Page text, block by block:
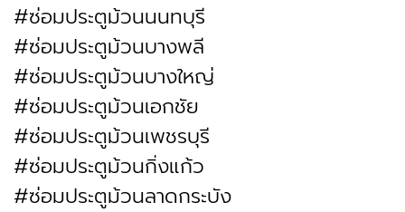
#ซ่อมประตูม้วนนนทบุรี
#ซ่อมประตูม้วนบางพลี
#ซ่อมประตูม้วนบางใหญ่
#ซ่อมประตูม้วนเอกชัย
#ซ่อมประตูม้วนเพชรบุรี
#ซ่อมประตูม้วนกิ่งแก้ว
#ซ่อมประตูม้วนลาดกระบัง